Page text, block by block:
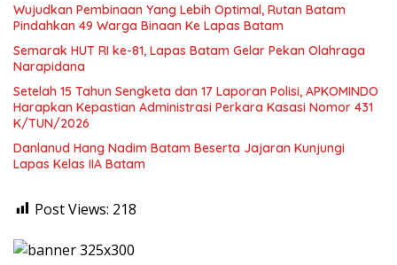
Wujudkan Pembinaan Yang Lebih Optimal, Rutan Batam
Pindahkan 49 Warga Binaan Ke Lapas Batam
Semarak HUT RI ke-81, Lapas Batam Gelar Pekan Olahraga
Narapidana
Setelah 15 Tahun Sengketa dan 17 Laporan Polisi, APKOMINDO
Harapkan Kepastian Administrasi Perkara Kasasi Nomor 431
K/TUN/2026
Danlanud Hang Nadim Batam Beserta Jajaran Kunjungi
Lapas Kelas IIA Batam
Post Views: 218